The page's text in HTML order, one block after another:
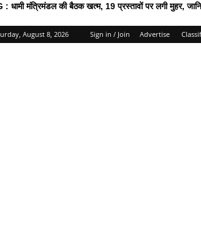
मंत्रिमंडल की बैठक खत्म, 19 प्रस्तावों पर लगी मुहर,
August 8, 2026 Sign in / Join Advertise